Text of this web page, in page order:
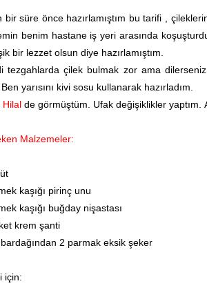
bir süre önce hazırlamıştım bu tarifi ,
benim hastane iş yeri arasında
bir lezzet olsun diye hazırlamıştım.
tezgahlarda çilek bulmak zor ama
yarısını kivi sosu kullanarak hazırladım.
Hilal de görmüştüm. Ufak değişiklikler yaptım.
Malzemeler:
kaşığı pirinç unu
kaşığı buğday nişastası
krem şanti
2 parmak eksik şeker
için: